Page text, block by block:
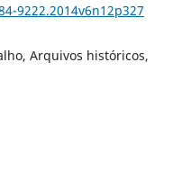
9222.2014v6n12p327
Arquivos históricos,